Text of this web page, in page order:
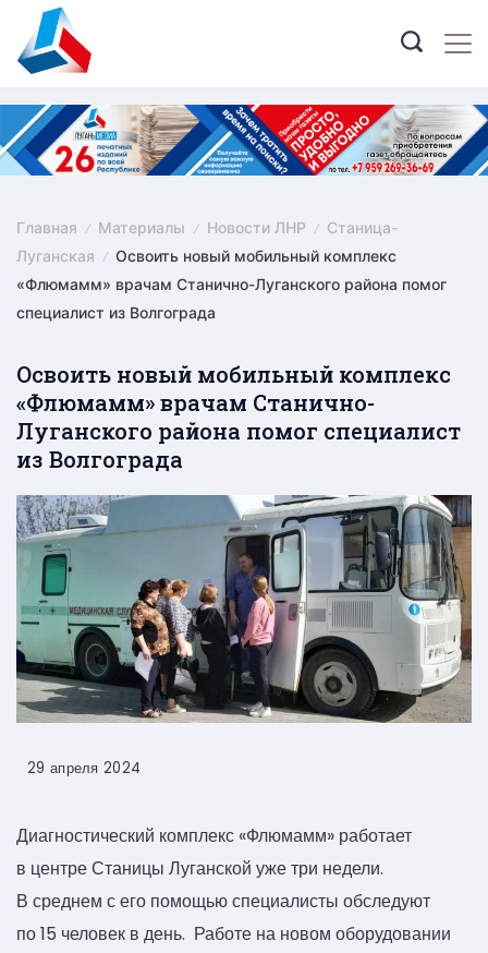
content
Главная Материалы Новости ЛНР
Станица-
Луганская
Освоить новый мобильный комплекс
«Флюмамм» врачам Станично-Луганского района помог
специалист из Волгограда
Освоить новый мобильный комплекс
«Флюмамм» врачам Станично-
Луганского района помог специалист
из Волгограда
29 апреля 2024
Диагностический комплекс «Флюмамм» работает
в центре Станицы Луганской уже три недели.
В среднем с его помощью специалисты обследуют
по 15 человек в день. Работе на новом оборудовании